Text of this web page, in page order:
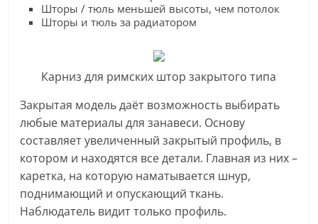
Шторы / тюль меньшей высоты, чем потолок
Шторы и тюль за радиатором
Карниз для римских штор закрытого типа
Закрытая модель даёт возможность выбирать
любые материалы для занавеси. Основу
составляет увеличенный закрытый профиль, в
котором и находятся все детали. Главная из них –
каретка, на которую наматывается шнур,
поднимающий и опускающий ткань.
Наблюдатель видит только профиль.